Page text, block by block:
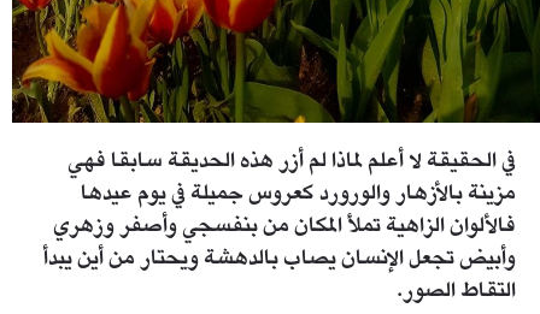
في الحقيقة لا أعلم لماذا لم أزر هذه الحديقة سابقا فهي
مزينة بالأزهار والورورد كعروس جميلة في يوم عيدها
فالألوان الزاهية تملأ المكان من بنفسجي وأصفر وزهري
وأبيض تجعل الإنسان يصاب بالدهشة ويحتار من أين يبدأ
التقاط الصور.